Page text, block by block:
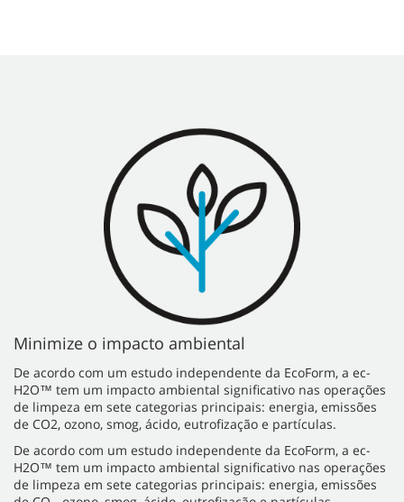
Minimize o impacto ambiental
De acordo com um estudo independente da EcoForm, a ec-
H2O™ tem um impacto ambiental significativo nas operações
de limpeza em sete categorias principais: energia, emissões
de CO2, ozono, smog, ácido, eutrofização e partículas.
De acordo com um estudo independente da EcoForm, a ec-
H2O™ tem um impacto ambiental significativo nas operações
de limpeza em sete categorias principais: energia, emissões